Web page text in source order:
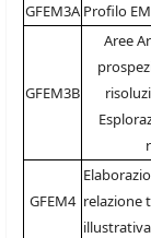
GFEM3A Profilo EM
GFEM3B
Aree
GFEM4 relazione
illustrativa